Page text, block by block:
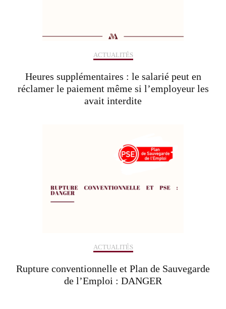
ACTUALITÉS
Heures supplémentaires : le salarié peut en
réclamer le paiement même si l’employeur les
avait interdite
ACTUALITÉS
Rupture conventionnelle et Plan de Sauvegarde
de l’Emploi : DANGER